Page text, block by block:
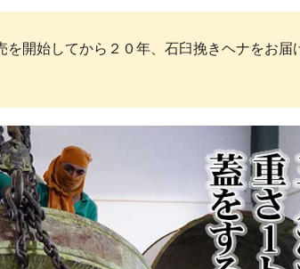
開始してから２０年、石臼挽きヘナをお届